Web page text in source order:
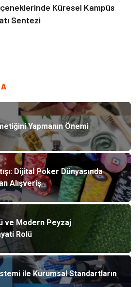
Küresel Kampüs
Sentezi
Yapmanın Önemi
Dijital Poker Dünyasında
Alışveriş
ve Modern Peyzaj
Rolü
ile Kurumsal Standartların